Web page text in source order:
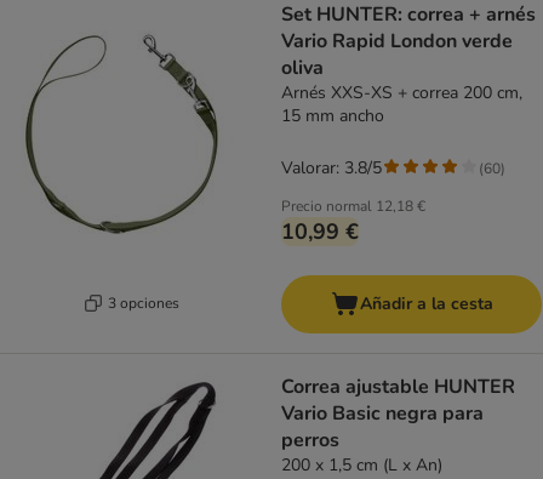
3 opciones
Set HUNTER: correa + arnés
Vario Rapid London verde
oliva
Arnés XXS-XS + correa 200 cm,
15 mm ancho
Precio normal 12,18 €
10,99 €
Valorar: 3.8/5 (60)
Añadir a la cesta
Correa ajustable HUNTER
Vario Basic negra para
perros
200 x 1,5 cm (L x An)